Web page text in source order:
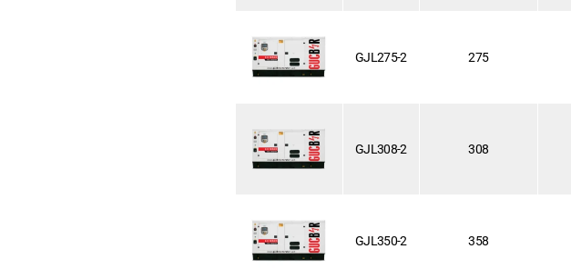
GJL275-2 275
GJL308-2 308
GJL350-2 358